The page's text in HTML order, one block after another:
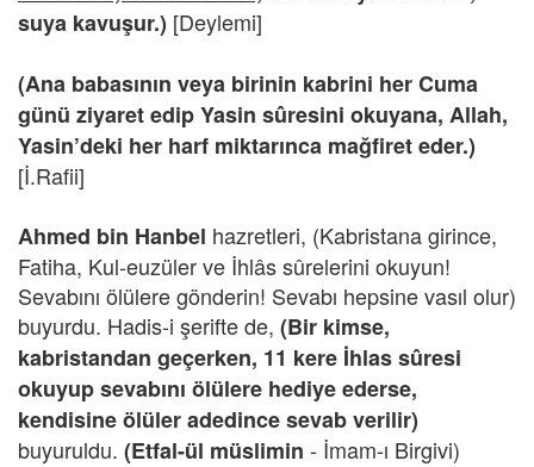
suya kavuşur.) [Deylemi]
(Ana babasının veya birinin kabrini her Cuma
günü ziyaret edip Yasin sûresini okuyana, Allah,
Yasin’deki her harf miktarınca mağfiret eder.)
[İ.Rafii]
Ahmed bin Hanbel hazretleri, (Kabristana girince,
Fatiha, Kul-euzüler ve İhlâs sûrelerini okuyun!
Sevabını ölülere gönderin! Sevabı hepsine vasıl olur)
buyurdu. Hadis-i şerifte de, (Bir kimse,
kabristandan geçerken, 11 kere İhlas sûresi
okuyup sevabını ölülere hediye ederse,
kendisine ölüler adedince sevab verilir)
buyuruldu. (Etfal-ül müslimin - İmam-ı Birgivi)